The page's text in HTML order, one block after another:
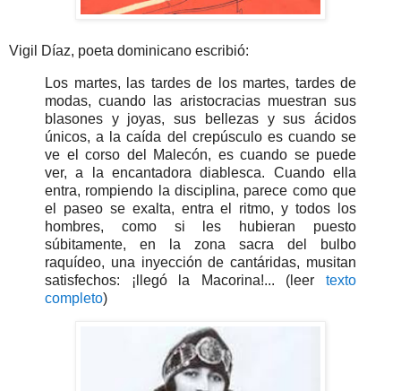
Vigil Díaz, poeta dominicano escribió:
Los martes, las tardes de los martes, tardes de
modas, cuando las aristocracias muestran sus
blasones y joyas, sus bellezas y sus ácidos
únicos, a la caída del crepúsculo es cuando se
ve el corso del Malecón, es cuando se puede
ver, a la encantadora diablesca. Cuando ella
entra, rompiendo la disciplina, parece como que
el paseo se exalta, entra el ritmo, y todos los
hombres, como si les hubieran puesto
súbitamente, en la zona sacra del bulbo
raquídeo, una inyección de cantáridas, musitan
satisfechos: ¡llegó la Macorina!... (leer texto
completo)